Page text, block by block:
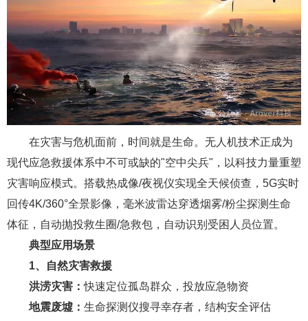
在灾害与危机面前，时间就是生命。无人机技术正成为
现代应急救援体系中不可或缺的"空中尖兵"，以科技力量重塑
灾害响应模式。搭载热成像/夜视仪实现全天候侦查，5G实时
回传4K/360°全景影像，毫米波雷达穿透烟雾/粉尘探测生命
体征，自动抛投救生圈/急救包，自动识别受困人员位置。
典型应用场景
1、自然灾害救援
洪涝灾害：快速定位孤岛群众，投放应急物资
地震废墟： 生命探测仪搜寻幸存者，结构安全评估